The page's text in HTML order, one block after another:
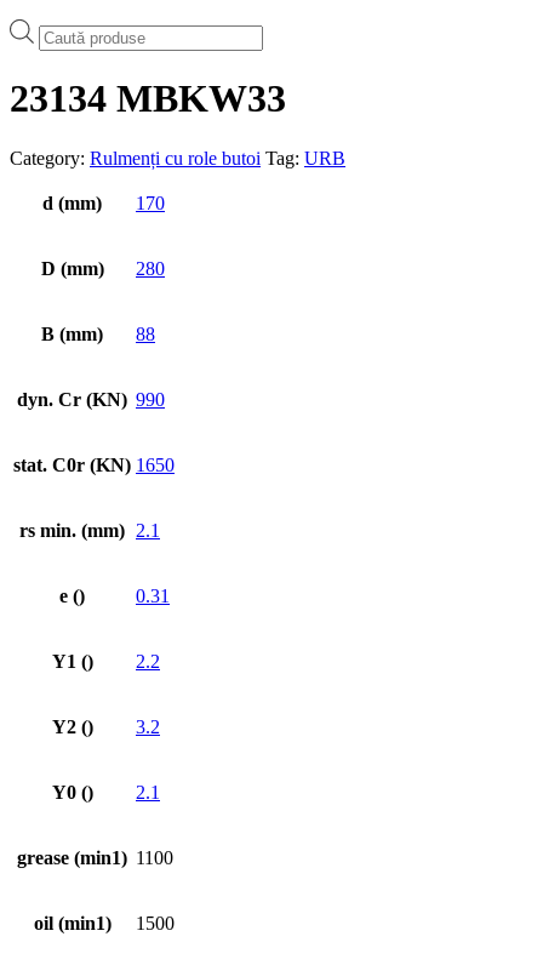
Products
search
23134 MBKW33
Category: Rulmenți cu role butoi Tag: URB
d (mm) 170
D (mm) 280
B (mm) 88
dyn. Cr (KN) 990
stat. C0r (KN) 1650
rs min. (mm) 2.1
e () 0.31
Y1 () 2.2
Y2 () 3.2
Y0 () 2.1
grease (min1) 1100
oil (min1) 1500